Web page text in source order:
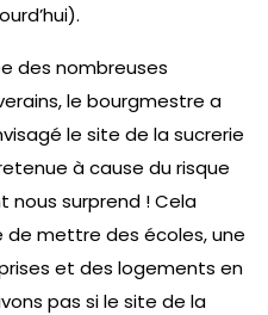
des nombreuses
le bourgmestre a
le site de la sucrerie
à cause du risque
nous surprend ! Cela
de mettre des écoles, une
et des logements en
pas si le site de la